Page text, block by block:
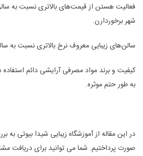
فعالیت هستن از قیمت‌های بالاتری نسبت به
شهر برخوردارن.
سالن‌های زیبایی معروف نرخ بالاتری نسبت به
کیفیت و برند مواد مصرفی آرایشی دائم
به طور حتم موثره.
در این مقاله از آموزشگاه زیبایی شیدا بیوتی به
صورت پرداختیم. شما می توانید برای دریافت